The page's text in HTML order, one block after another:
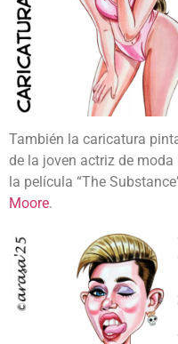
También la caricatura
de la joven actriz de moda
la película “The
Moore.